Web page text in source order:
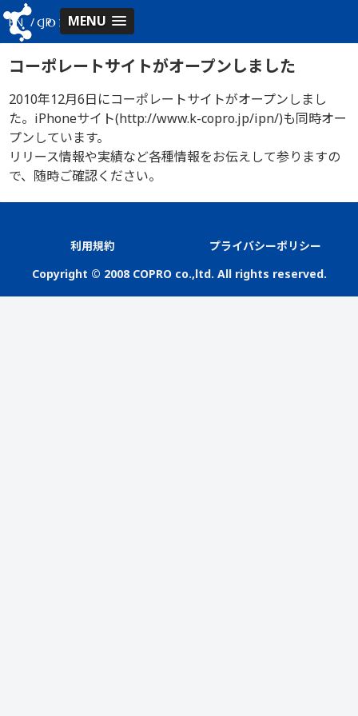
EN / JP MENU
コーポレートサイトがオープンしました
2010年12月6日にコーポレートサイトがオープンしまし
た。iPhoneサイト(http://www.k-copro.jp/ipn/)も同時オー
プンしています。
リリース情報や実績など各種情報をお伝えして参りますの
で、随時ご確認ください。
利用規約
プライバシーポリシー
Copyright © 2008 COPRO co.,ltd. All rights reserved.